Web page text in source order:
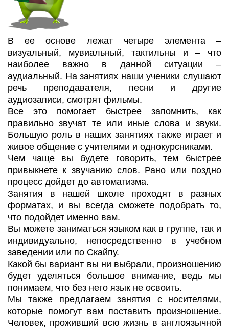
В ее основе лежат четыре элемента –
визуальный, мувиальный, тактильны и – что
наиболее важно в данной ситуации –
аудиальный. На занятиях наши ученики слушают
речь преподавателя, песни и другие
аудиозаписи, смотрят фильмы.
Все это помогает быстрее запомнить, как
правильно звучат те или иные слова и звуки.
Большую роль в наших занятиях также играет и
живое общение с учителями и однокурсниками.
Чем чаще вы будете говорить, тем быстрее
привыкнете к звучанию слов. Рано или поздно
процесс дойдет до автоматизма.
Занятия в нашей школе проходят в разных
форматах, и вы всегда сможете подобрать то,
что подойдет именно вам.
Вы можете заниматься языком как в группе, так и
индивидуально, непосредственно в учебном
заведении или по Скайпу.
Какой бы вариант вы ни выбрали, произношению
будет уделяться большое внимание, ведь мы
понимаем, что без него язык не освоить.
Мы также предлагаем занятия с носителями,
которые помогут вам поставить произношение.
Человек, проживший всю жизнь в англоязычной